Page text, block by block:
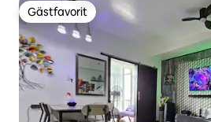
Gästfavorit
Gästfavorit